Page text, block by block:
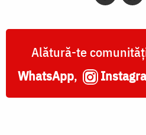
Alătură-te
WhatsApp,